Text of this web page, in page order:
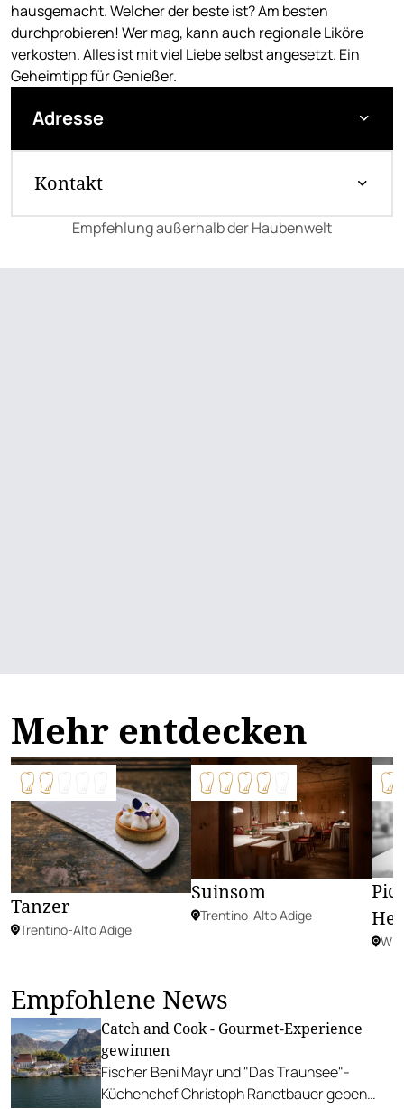
hausgemacht. Welcher der beste ist? Am besten
durchprobieren! Wer mag, kann auch regionale Liköre
verkosten. Alles ist mit viel Liebe selbst angesetzt. Ein
Geheimtipp für Genießer.
Adresse
Kontakt
Empfehlung außerhalb der Haubenwelt
Mehr entdecken
Tanzer
Trentino-Alto Adige
Suinsom
Trentino-Alto Adige
Empfohlene News
Catch and Cook - Gourmet-Experience
gewinnen
Fischer Beni Mayr und "Das Traunsee"-
Küchenchef Christoph Ranetbauer geben